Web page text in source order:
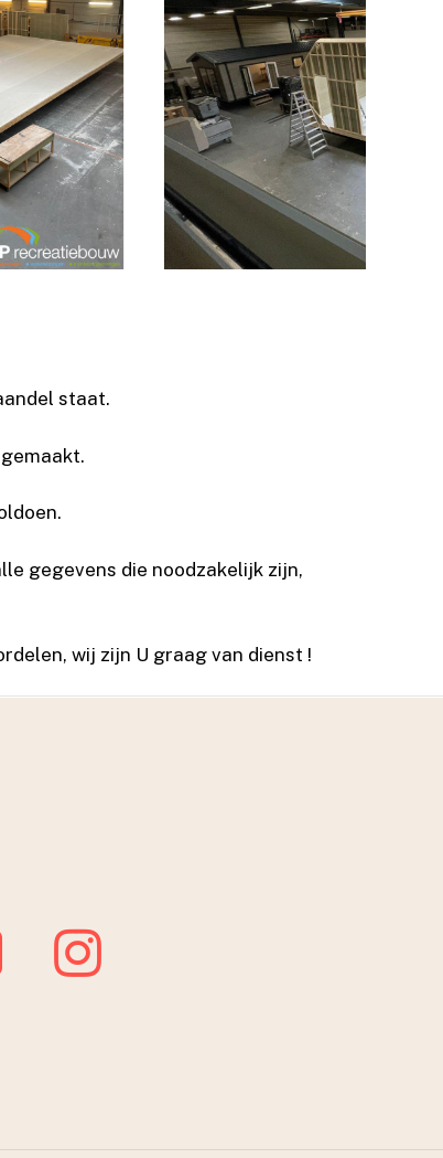
staat.
gegevens die noodzakelijk zijn,
wij zijn U graag van dienst !